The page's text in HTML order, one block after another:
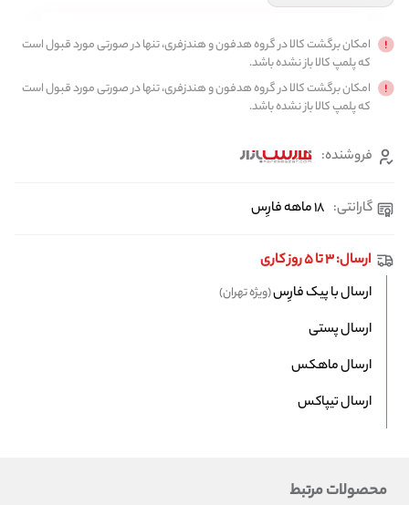
امکان برگشت کالا در گروه هدفون و هندزفری، تنها در صورتی مورد قبول است
که پلمپ کالا باز نشده باشد.
امکان برگشت کالا در گروه هدفون و هندزفری، تنها در صورتی مورد قبول است
که پلمپ کالا باز نشده باشد.
فروشنده:
گارانتی: ۱۸ ماهه فارِس
ارسال: ۳ تا ۵ روز کاری
ارسال با پیک فارِس(ویژه تهران)
ارسال پستی
ارسال ماهکس
ارسال تیپاکس
محصولات مرتبط